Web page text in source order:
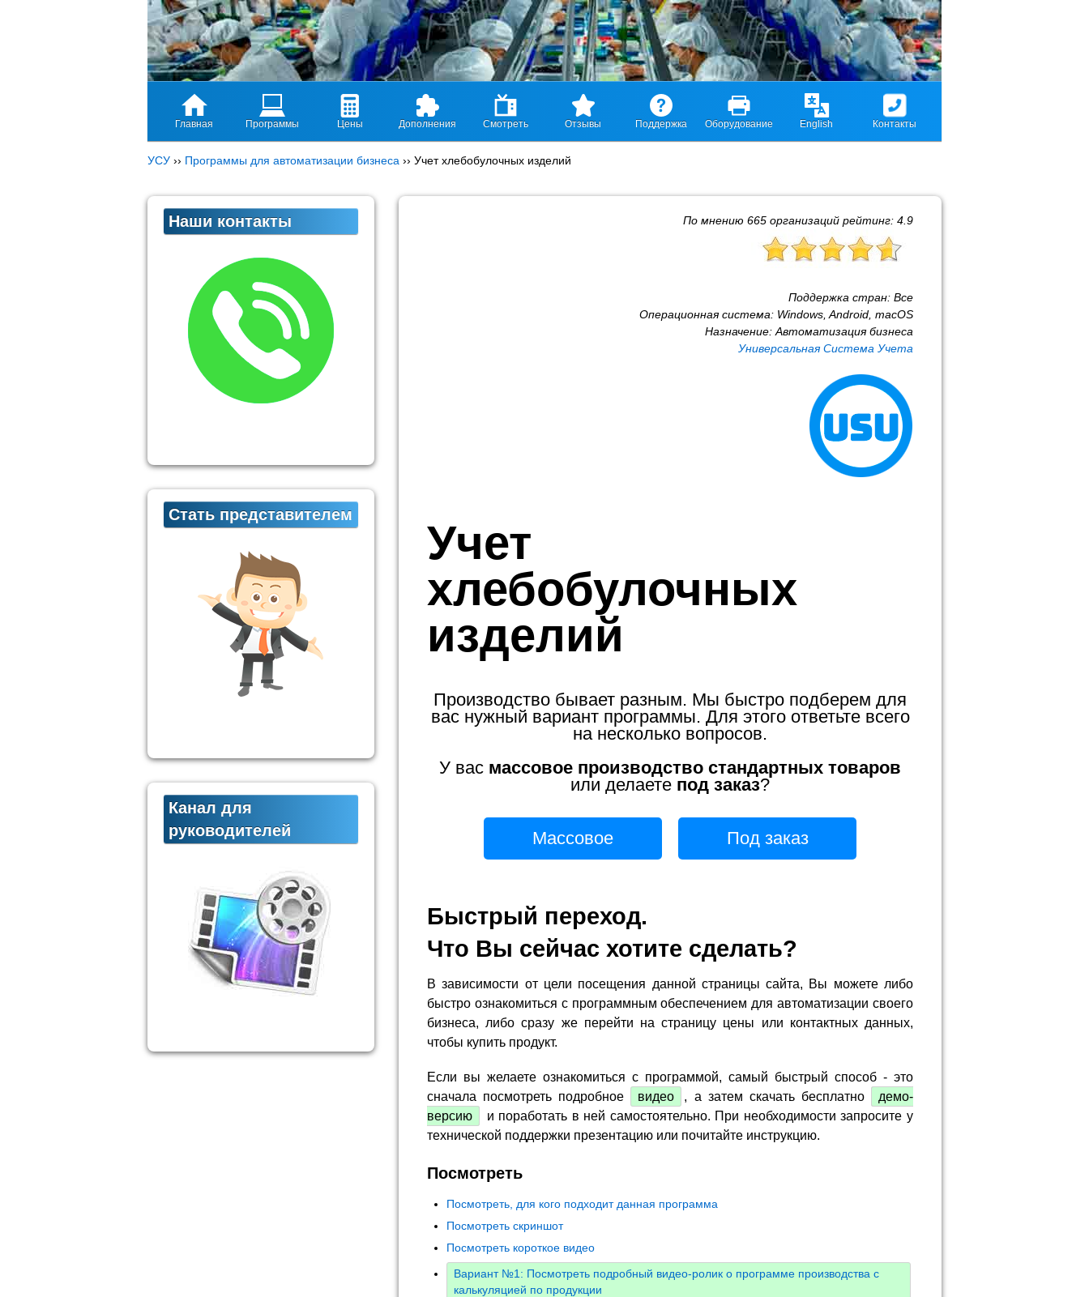
Главная Программы Цены Дополнения Смотреть Отзывы Поддержка Оборудование English Контакты
УСУ ›› Программы для автоматизации бизнеса ›› Учет хлебобулочных изделий
По мнению 665 организаций рейтинг: 4.9
Поддержка стран: Все
Операционная система: Windows, Android, macOS
Назначение: Автоматизация бизнеса
Универсальная Система Учета
Учет
хлебобулочных
изделий
Производство бывает разным. Мы быстро подберем для
вас нужный вариант программы. Для этого ответьте всего
на несколько вопросов.
У вас массовое производство стандартных товаров
или делаете под заказ?
Массовое Под заказ
Быстрый переход.
Что Вы сейчас хотите сделать?
В зависимости от цели посещения данной страницы сайта, Вы можете либо
быстро ознакомиться с программным обеспечением для автоматизации своего
бизнеса, либо сразу же перейти на страницу цены или контактных данных,
чтобы купить продукт.
Если вы желаете ознакомиться с программой, самый быстрый способ - это
сначала посмотреть подробное
видео , а затем скачать бесплатно
демо-
версию
и поработать в ней самостоятельно. При необходимости запросите у
технической поддержки презентацию или почитайте инструкцию.
Посмотреть
Посмотреть, для кого подходит данная программа
Посмотреть скриншот
Посмотреть короткое видео
Вариант №1: Посмотреть подробный видео-ролик о программе производства с
калькуляцией по продукции
Наши контакты
Стать представителем
Канал для
руководителей